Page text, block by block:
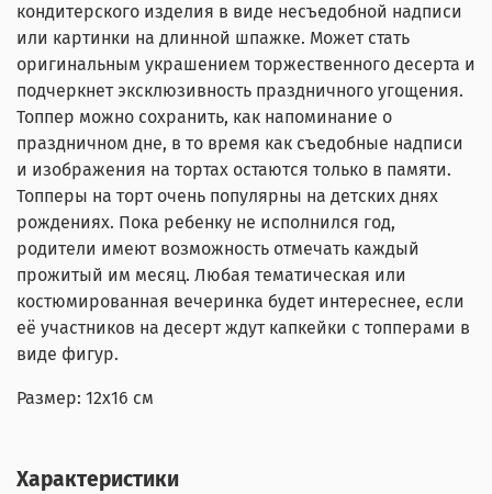
кондитерского изделия в виде несъедобной надписи
или картинки на длинной шпажке. Может стать
оригинальным украшением торжественного десерта и
подчеркнет эксклюзивность праздничного угощения.
Топпер можно сохранить, как напоминание о
праздничном дне, в то время как съедобные надписи
и изображения на тортах остаются только в памяти.
Топперы на торт очень популярны на детских днях
рождениях. Пока ребенку не исполнился год,
родители имеют возможность отмечать каждый
прожитый им месяц. Любая тематическая или
костюмированная вечеринка будет интереснее, если
её участников на десерт ждут капкейки с топперами в
виде фигур.
Размер: 12x16 см
Характеристики